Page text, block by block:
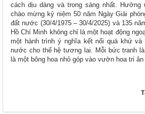
cách dịu dàng và trong sáng nhất. Hưởng
chào mừng kỷ niệm 50 năm Ngày Giải
đất nước (30/4/1975 – 30/4/2025) và 135
Hồ Chí Minh không chỉ là một hoạt động
một hành trình ý nghĩa kết nối quá khứ
nước cho thế hệ tương lai. Mỗi bức tranh
là một bông hoa nhỏ góp vào vườn hoa tri